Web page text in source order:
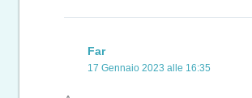
Far
17 Gennaio 2023 alle 16:35